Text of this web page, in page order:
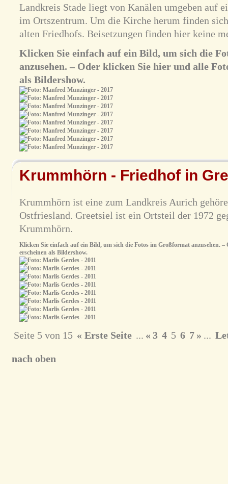
Landkreis Stade liegt von Kanälen umgeben auf
im Ortszentrum. Um die Kirche herum finden
alten Friedhofs. Beisetzungen finden hier keine
Klicken Sie einfach auf ein Bild, um sich die
anzusehen. – Oder klicken Sie hier und alle
als Bildershow.
Krummhörn - Friedhof in
Krummhörn ist eine zum Landkreis Aurich
Ostfriesland. Greetsiel ist ein Ortsteil der 1972
Krummhörn.
Klicken Sie einfach auf ein Bild, um sich die Fotos im Großformat anzusehen. –
erscheinen als Bildershow.
Seite 5 von 15 « Erste Seite ... « 3 4 5 6 7 » ...
nach oben